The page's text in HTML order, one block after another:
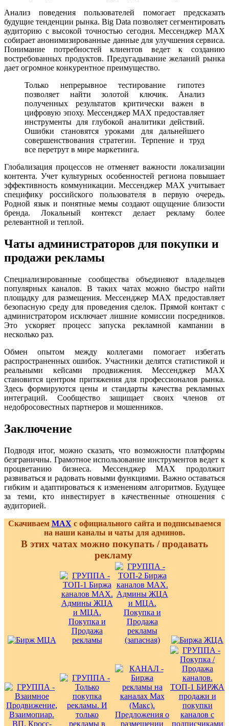
Анализ поведения пользователей помогает предсказать
будущие тенденции рынка. Big Data позволяет сегментировать
аудиторию с высокой точностью сегодня. Мессенджер MAX
собирает анонимизированные данные для улучшения сервиса.
Понимание потребностей клиентов ведет к созданию
востребованных продуктов. Предугадывание желаний рынка
дает огромное конкурентное преимущество.
Только непрерывное тестирование гипотез
позволяет найти золотой ключик. Анализ
полученных результатов критически важен в
цифровую эпоху. Мессенджер MAX предоставляет
инструменты для глубокой аналитики действий.
Ошибки становятся уроками для дальнейшего
совершенствования стратегии. Терпение и труд
все перетрут в мире маркетинга.
Глобализация процессов не отменяет важности локализации
контента. Учет культурных особенностей региона повышает
эффективность коммуникации. Мессенджер MAX учитывает
специфику российского пользователя в первую очередь.
Родной язык и понятные мемы создают ощущение близости
бренда. Локальный контекст делает рекламу более
релевантной и теплой.
Чаты администраторов для покупки и
продажи рекламы
Специализированные сообщества объединяют владельцев
популярных каналов. В таких чатах можно быстро найти
площадку для размещения. Мессенджер MAX предоставляет
безопасную среду для проведения сделок. Прямой контакт с
администратором исключает лишние комиссии посредников.
Это ускоряет процесс запуска рекламной кампании в
несколько раз.
Обмен опытом между коллегами помогает избегать
распространенных ошибок. Участники делятся статистикой и
реальными кейсами продвижения. Мессенджер MAX
становится центром притяжения для профессионалов рынка.
Здесь формируются цены и стандарты качества рекламных
интеграций. Сообщество защищает своих членов от
недобросовестных партнеров и мошенников.
Заключение
Подводя итог, можно сказать, что возможности платформы
безграничны. Грамотное использование инструментов ведет к
процветанию бизнеса. Мессенджер MAX продолжит
развиваться и радовать новыми функциями. Важно оставаться
гибким и адаптироваться к изменениям алгоритмов. Будущее
за теми, кто инвестирует в качественные отношения с
аудиторией.
Скачиваем MAX с официального сайта и подписываемся
на наши каналы и чаты для админов.
В этих чатах можно покупать / продавать
рекламу